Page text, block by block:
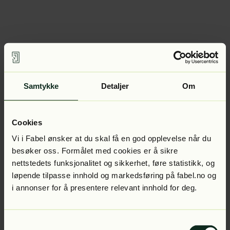
Samtykke Detaljer Om
Cookies
Vi i Fabel ønsker at du skal få en god opplevelse når du
besøker oss. Formålet med cookies er å sikre
nettstedets funksjonalitet og sikkerhet, føre statistikk, og
løpende tilpasse innhold og markedsføring på fabel.no og
i annonser for å presentere relevant innhold for deg.